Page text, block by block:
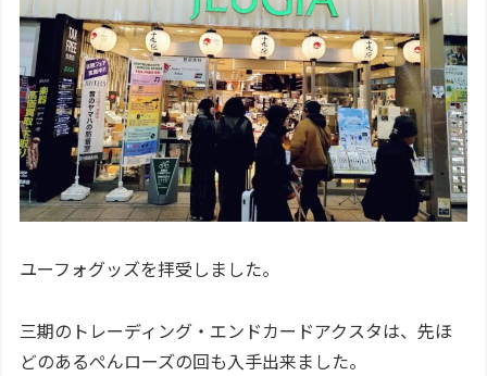
ユーフォグッズを拝受しました。
三期のトレーディング・エンドカードアクスタは、先ほ
どのあるぺんローズの回も入手出来ました。